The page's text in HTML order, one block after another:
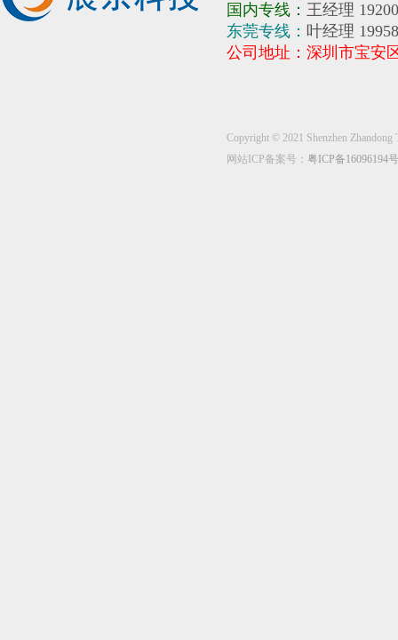
国内专线： 王经理
东莞专线： 叶经理
公司地址：深圳市宝安
Copyright © 2021 Shenzhen
网站ICP备案号： 粤ICP备16096194号